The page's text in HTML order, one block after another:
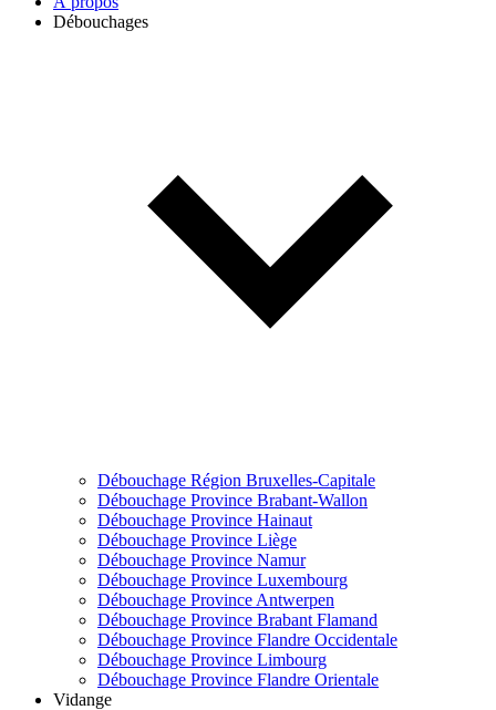
Débouchages
Débouchage Région Bruxelles-Capitale
Débouchage Province Brabant-Wallon
Débouchage Province Hainaut
Débouchage Province Liège
Débouchage Province Namur
Débouchage Province Luxembourg
Débouchage Province Antwerpen
Débouchage Province Brabant Flamand
Débouchage Province Flandre Occidentale
Débouchage Province Limbourg
Débouchage Province Flandre Orientale
Vidange